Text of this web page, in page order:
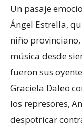
Un pasaje
Ángel Estrella,
niño
música desde
fueron sus
Graciela Daleo
los represores,
despotricar